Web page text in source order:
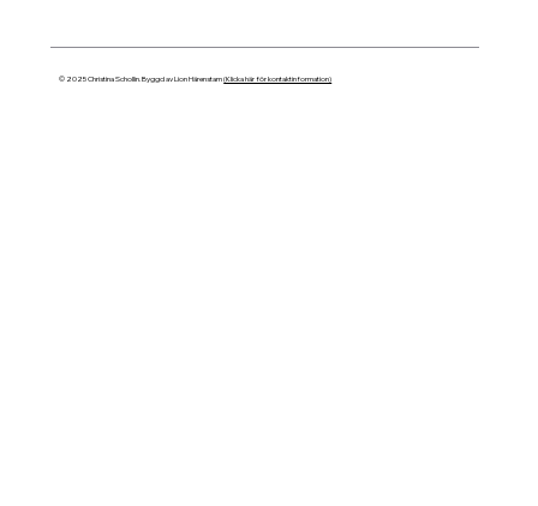
© 2025 Christina Schollin. Byggd av Lion Härenstam(Klicka här för kontaktinformation)